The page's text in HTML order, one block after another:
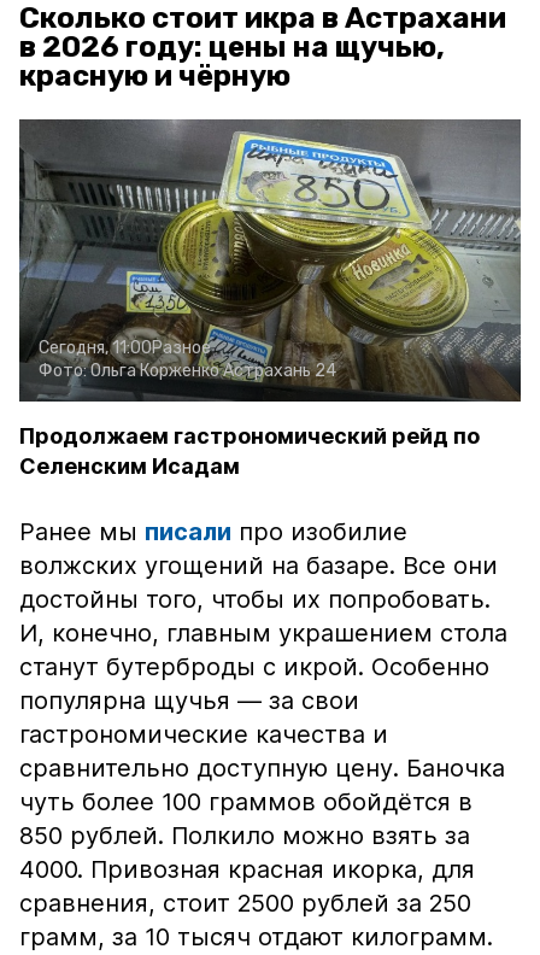
Сколько стоит икра в Астрахани
в 2026 году: цены на щучью,
красную и чёрную
Сегодня, 11:00Разное
Фото:Ольга КорженкоАстрахань 24
Продолжаем гастрономический рейд по
Селенским Исадам
Ранее мы писали про изобилие
волжских угощений на базаре. Все они
достойны того, чтобы их попробовать.
И, конечно, главным украшением стола
станут бутерброды с икрой. Особенно
популярна щучья — за свои
гастрономические качества и
сравнительно доступную цену. Баночка
чуть более 100 граммов обойдётся в
850 рублей. Полкило можно взять за
4000. Привозная красная икорка, для
сравнения, стоит 2500 рублей за 250
грамм, за 10 тысяч отдают килограмм.